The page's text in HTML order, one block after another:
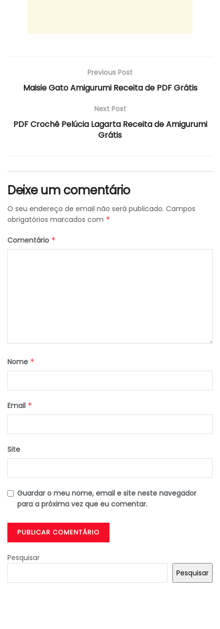
Previous Post
Maisie Gato Amigurumi Receita de PDF Grátis
Next Post
PDF Crochê Pelúcia Lagarta Receita de Amigurumi
Grátis
Deixe um comentário
O seu endereço de email não será publicado. Campos
obrigatórios marcados com *
Comentário *
Nome *
Email *
Site
Guardar o meu nome, email e site neste navegador
para a próxima vez que eu comentar.
Pesquisar
Pesquisar